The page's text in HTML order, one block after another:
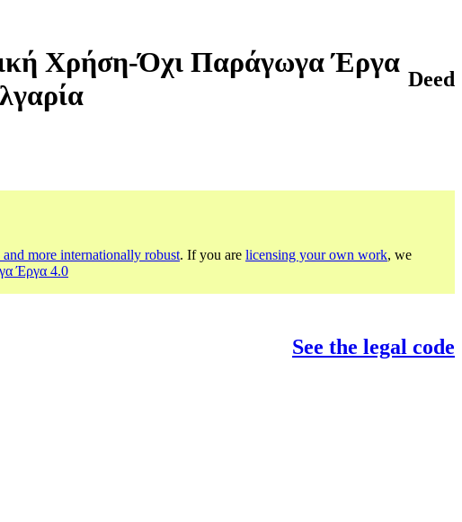
Χρήση-Όχι Παράγωγα Έργα
Deed
more internationally robust. If you are licensing your own work, we
Έργα 4.0
See the legal code